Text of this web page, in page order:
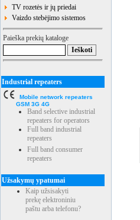
TV rozetės ir jų priedai
Vaizdo stebėjimo sistemos
Paieška prekių kataloge
Industrial repeaters
Mobile network repeaters
GSM 3G 4G
Band selective industrial
repeaters for operators
Full band industrial
repeaters
Full band consumer
repeaters
Užsakymų ypatumai
Kaip užsisakyti
prekę elektroniniu
paštu arba telefonu?